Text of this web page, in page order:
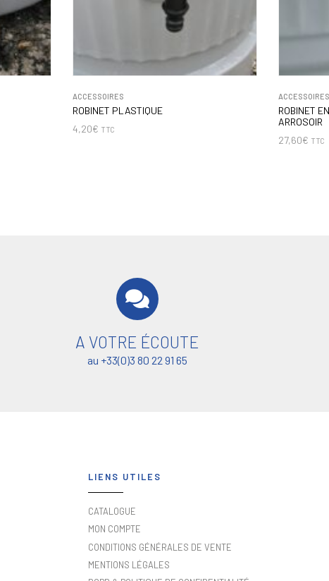
ACCESSOIRES
ROBINET PLASTIQUE
4,20€ TTC
ACCESSOIRES
ROBINET
ARROSOIR
27,60€ TTC
A VOTRE ÉCOUTE
au +33(0)3 80 22 91 65
LIENS UTILES
CATALOGUE
MON COMPTE
CONDITIONS GÉNÉRALES DE VENTE
MENTIONS LÉGALES